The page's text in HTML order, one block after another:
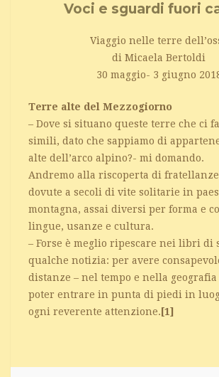
Voci e sguardi fuori
Viaggio nelle terre
di Micaela Bertoldi
30 maggio- 3 giugno
Terre alte del Mezzogiorno
– Dove si situano queste terre che ci
simili, dato che sappiamo di
alte dell’arco alpino?- mi domando.
Andremo alla riscoperta di fratellanze
dovute a secoli di vite solitarie in
montagna, assai diversi per forma e
lingue, usanze e cultura.
– Forse è meglio ripescare nei libri di
qualche notizia: per avere
distanze – nel tempo e nella geografia
poter entrare in punta di piedi in
ogni reverente attenzione. [1]